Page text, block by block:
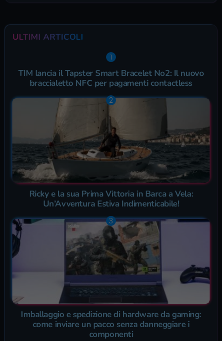
ULTIMI ARTICOLI
TIM lancia il Tapster Smart Bracelet No2: Il nuovo
braccialetto NFC per pagamenti contactless
Ricky e la sua Prima Vittoria in Barca a Vela:
Un’Avventura Estiva Indimenticabile!
Imballaggio e spedizione di hardware da gaming:
come inviare un pacco senza danneggiare i
componenti